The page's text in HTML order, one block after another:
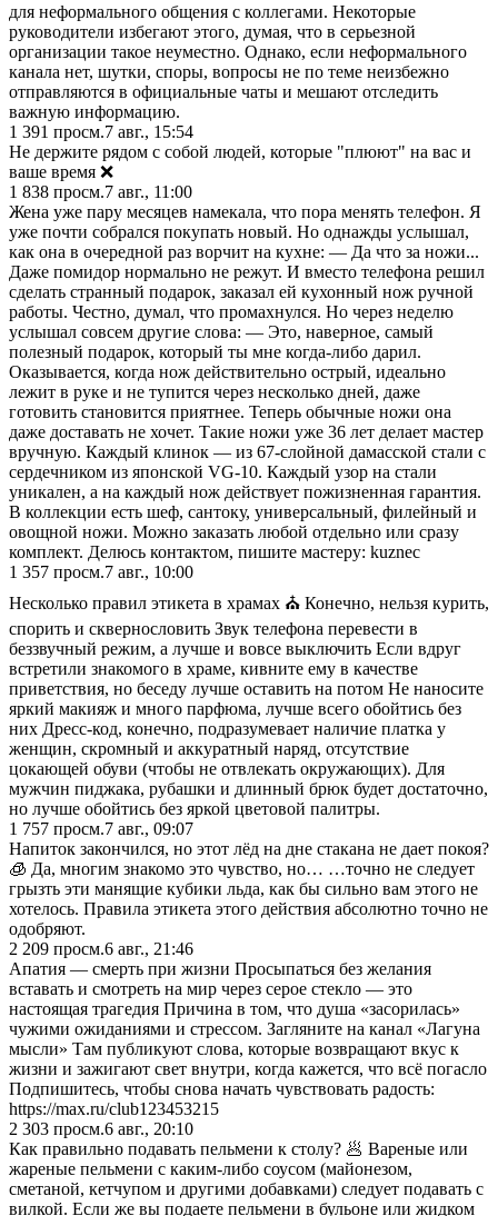
для неформального общения с коллегами. Некоторые
руководители избегают этого, думая, что в серьезной
организации такое неуместно. Однако, если неформального
канала нет, шутки, споры, вопросы не по теме неизбежно
отправляются в официальные чаты и мешают отследить
важную информацию.
1 391 просм.7 авг., 15:54
Не держите рядом с собой людей, которые "плюют" на вас и
ваше время ❌
1 838 просм.7 авг., 11:00
Жена уже пару месяцев намекала, что пора менять телефон. Я
уже почти собрался покупать новый. Но однажды услышал,
как она в очередной раз ворчит на кухне: — Да что за ножи...
Даже помидор нормально не режут. И вместо телефона решил
сделать странный подарок, заказал ей кухонный нож ручной
работы. Честно, думал, что промахнулся. Но через неделю
услышал совсем другие слова: — Это, наверное, самый
полезный подарок, который ты мне когда-либо дарил.
Оказывается, когда нож действительно острый, идеально
лежит в руке и не тупится через несколько дней, даже
готовить становится приятнее. Теперь обычные ножи она
даже доставать не хочет. Такие ножи уже 36 лет делает мастер
вручную. Каждый клинок — из 67-слойной дамасской стали с
сердечником из японской VG-10. Каждый узор на стали
уникален, а на каждый нож действует пожизненная гарантия.
В коллекции есть шеф, сантоку, универсальный, филейный и
овощной ножи. Можно заказать любой отдельно или сразу
комплект. Делюсь контактом, пишите мастеру: kuznec
1 357 просм.7 авг., 10:00
Несколько правил этикета в храмах ⛪️ Конечно, нельзя курить,
спорить и сквернословить Звук телефона перевести в
беззвучный режим, а лучше и вовсе выключить Если вдруг
встретили знакомого в храме, кивните ему в качестве
приветствия, но беседу лучше оставить на потом Не наносите
яркий макияж и много парфюма, лучше всего обойтись без
них Дресс-код, конечно, подразумевает наличие платка у
женщин, скромный и аккуратный наряд, отсутствие
цокающей обуви (чтобы не отвлекать окружающих). Для
мужчин пиджака, рубашки и длинный брюк будет достаточно,
но лучше обойтись без яркой цветовой палитры.
1 757 просм.7 авг., 09:07
Напиток закончился, но этот лёд на дне стакана не дает покоя?
🧊 Да, многим знакомо это чувство, но… …точно не следует
грызть эти манящие кубики льда, как бы сильно вам этого не
хотелось. Правила этикета этого действия абсолютно точно не
одобряют.
2 209 просм.6 авг., 21:46
Апатия — смерть при жизни Просыпаться без желания
вставать и смотреть на мир через серое стекло — это
настоящая трагедия Причина в том, что душа «засорилась»
чужими ожиданиями и стрессом. Загляните на канал «Лагуна
мысли» Там публикуют слова, которые возвращают вкус к
жизни и зажигают свет внутри, когда кажется, что всё погасло
Подпишитесь, чтобы снова начать чувствовать радость:
https://max.ru/club123453215
2 303 просм.6 авг., 20:10
Как правильно подавать пельмени к столу? 🥟 Вареные или
жареные пельмени с каким-либо соусом (майонезом,
сметаной, кетчупом и другими добавками) следует подавать с
вилкой. Если же вы подаете пельмени в бульоне или жидком